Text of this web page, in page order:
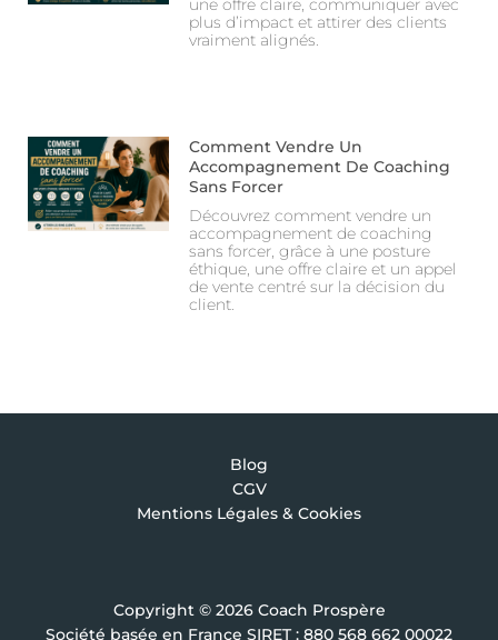
une offre claire, communiquer avec
plus d’impact et attirer des clients
vraiment alignés.
Comment Vendre Un
Accompagnement De Coaching
Sans Forcer
Découvrez comment vendre un
accompagnement de coaching
sans forcer, grâce à une posture
éthique, une offre claire et un appel
de vente centré sur la décision du
client.
Blog
CGV
Mentions Légales & Cookies
Copyright © 2026 Coach Prospère
Société basée en France SIRET : 880 568 662 00022